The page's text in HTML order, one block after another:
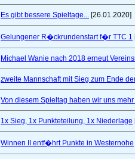
Es gibt bessere Spieltage... [26.01.2020]
Gelungener R�ckrundenstart f�r TTC 1
Michael Wanie nach 2018 erneut
zweite Mannschaft mit Sieg zum Ende
Von diesem Spieltag haben wir uns mehr
1x Sieg, 1x Punkteteilung, 1x Niederlage
Winnen II entf�hrt Punkte in Westernohe